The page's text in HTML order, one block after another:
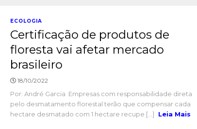
ECOLOGIA
Certificação de produtos de
floresta vai afetar mercado
brasileiro
18/10/2022
Por: André Garcia Empresas com responsabilidade direta
pelo desmatamento florestal terão que compensar cada
hectare desmatado com 1 hectare recupe [...]
Leia Mais